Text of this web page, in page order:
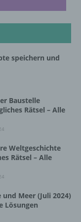
speichern und
Baustelle
Rätsel – Alle
Weltgeschichte
Rätsel – Alle
Meer (Juli 2024)
Lösungen
deren
dem für die
verarbeitet
ohne Hilfe
im
die
Speicherung,
das